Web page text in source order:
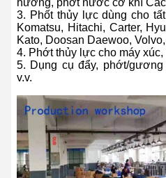
hướng, phớt nước cơ khí
3. Phốt thủy lực dùng cho
Komatsu, Hitachi, Carter,
Kato, Doosan Daewoo, Volvo,
4. Phớt thủy lực cho máy xúc,
5. Dụng cụ đẩy, phớt/
v.v.